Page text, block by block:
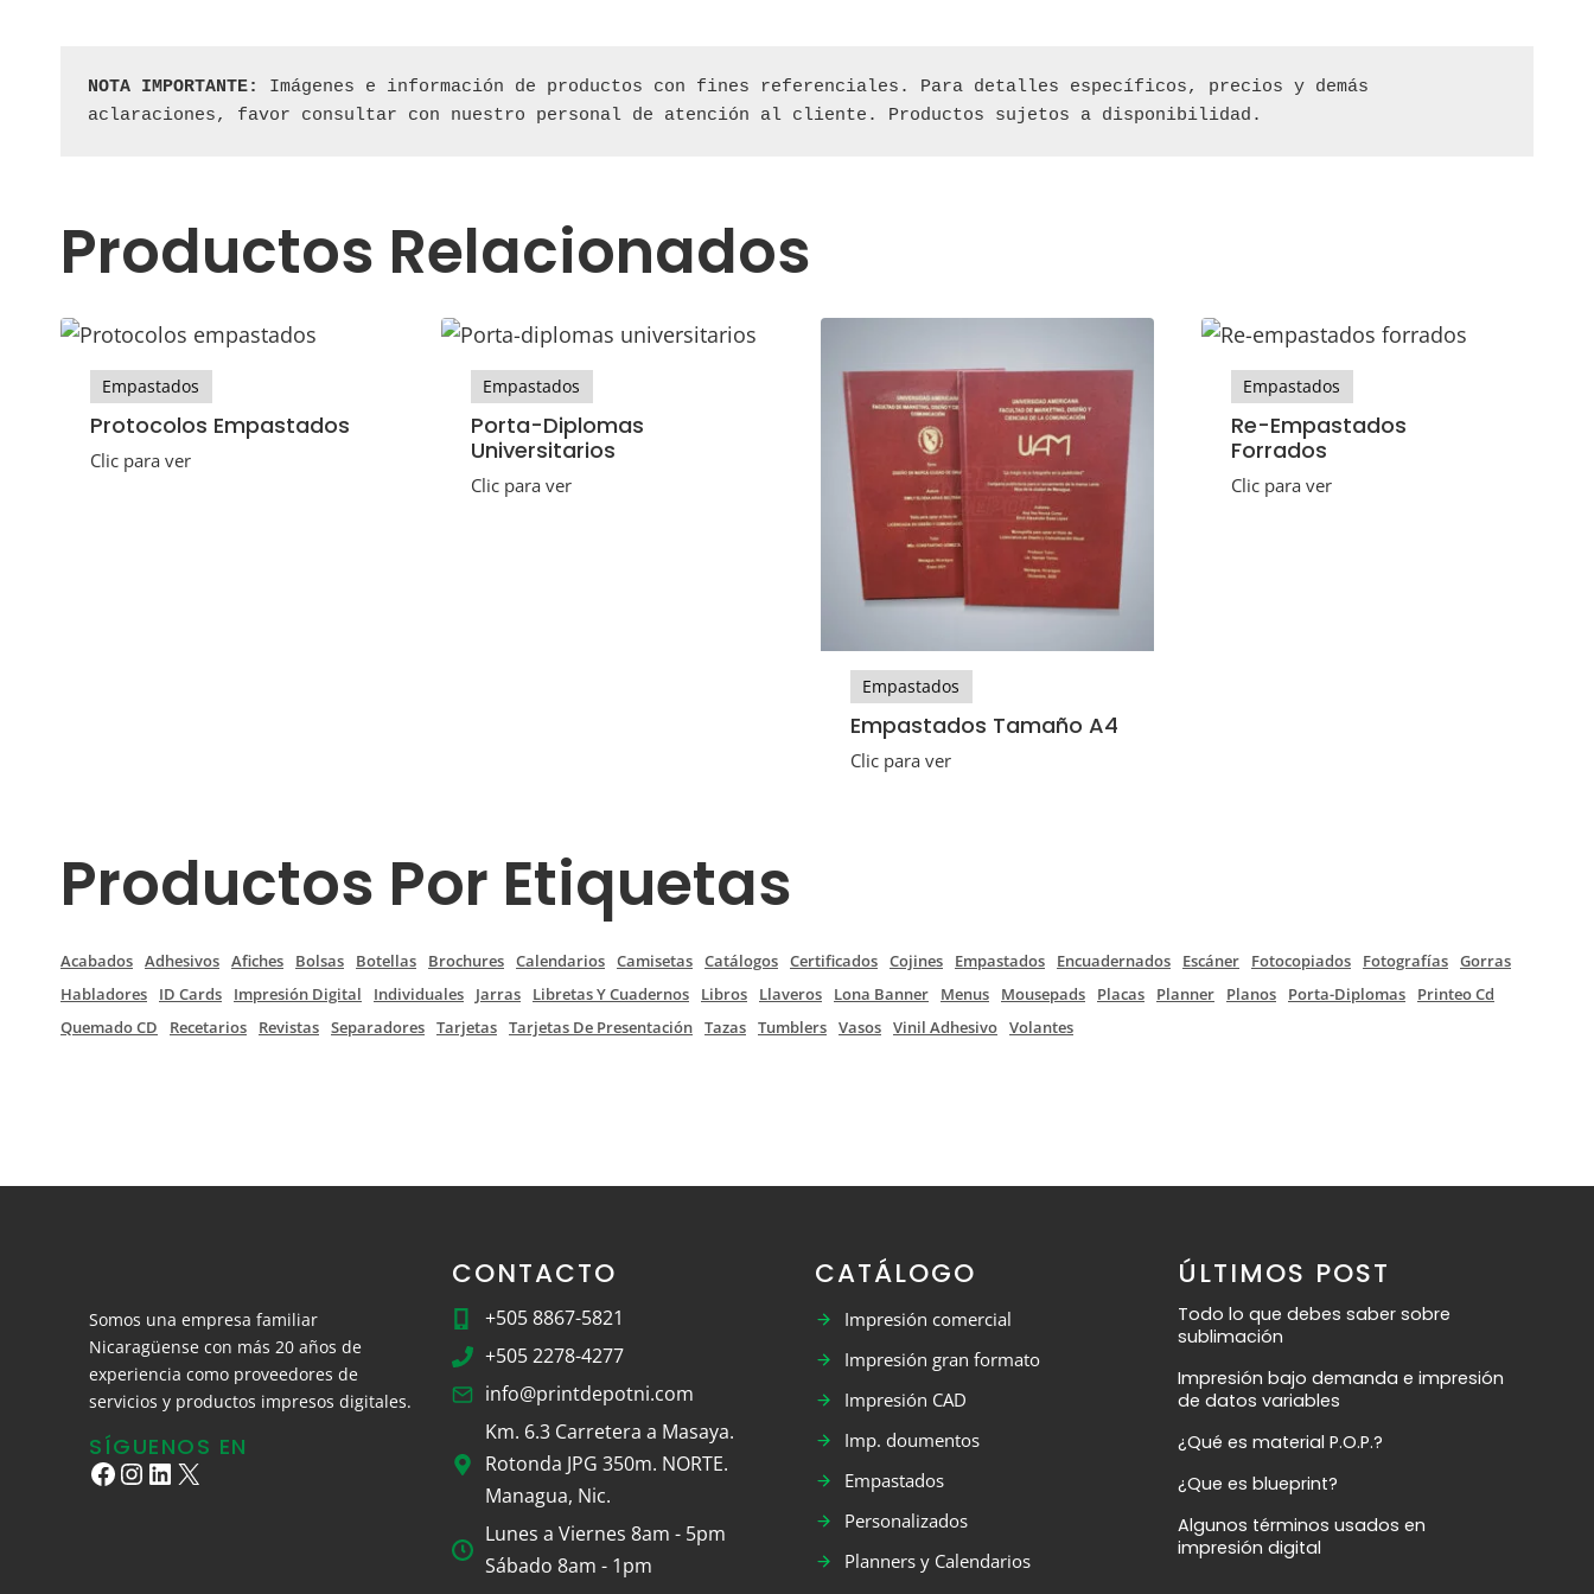
NOTA IMPORTANTE:
Imágenes e información de productos con fines referenciales. Para detalles específicos, precios y demás
aclaraciones, favor consultar con nuestro personal de atención al cliente. Productos sujetos a disponibilidad.
Productos Relacionados
Empastados
Protocolos Empastados
Clic para ver
Empastados
Porta-Diplomas
Universitarios
Clic para ver
Empastados
Empastados Tamaño A4
Clic para ver
Empastados
Re-Empastados
Forrados
Clic para ver
Productos Por Etiquetas
Acabados Adhesivos Afiches Bolsas Botellas Brochures Calendarios Camisetas Catálogos Certificados Cojines Empastados Encuadernados Escáner Fotocopiados Fotografías Gorras
Habladores
ID Cards Impresión Digital Individuales Jarras Libretas Y Cuadernos Libros Llaveros Lona Banner Menus Mousepads Placas Planner Planos Porta-Diplomas
Printeo Cd
Quemado CD
Recetarios Revistas Separadores Tarjetas Tarjetas De Presentación Tazas Tumblers Vasos Vinil Adhesivo Volantes
Somos una empresa familiar
Nicaragüense con más 20 años de
experiencia como proveedores de
servicios y productos impresos digitales.
SÍGUENOS EN
Facebook
Instagram
LinkedIn
X
CONTACTO
+505 8867-5821
+505 2278-4277
info@printdepotni.com
Km. 6.3 Carretera a Masaya.
Rotonda JPG 350m. NORTE.
Managua, Nic.
Lunes a Viernes 8am - 5pm
Sábado 8am - 1pm
CATÁLOGO
Impresión comercial
Impresión gran formato
Impresión CAD
Imp. doumentos
Empastados
Personalizados
Planners y Calendarios
ÚLTIMOS POST
Todo lo que debes saber sobre
sublimación
Impresión bajo demanda e impresión
de datos variables
¿Qué es material P.O.P.?
¿Que es blueprint?
Algunos términos usados en
impresión digital